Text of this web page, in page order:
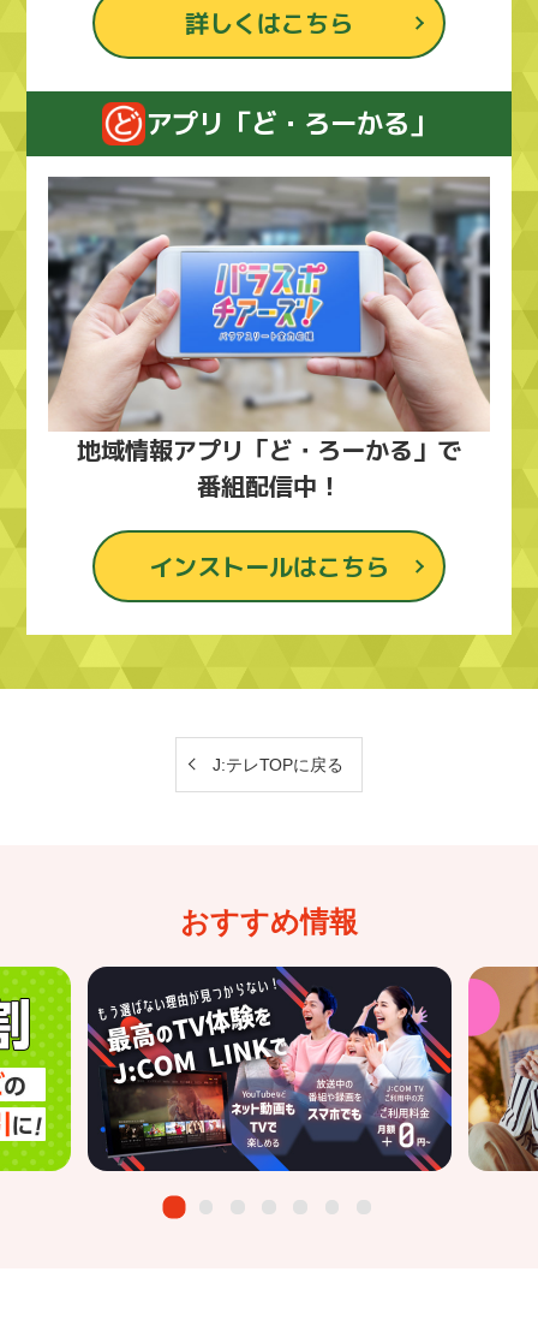
詳しくはこちら
アプリ「ど・ろーかる」
地域情報アプリ「ど・ろーかる」で
番組配信中！
インストールはこちら
J:テレTOPに戻る
おすすめ情報